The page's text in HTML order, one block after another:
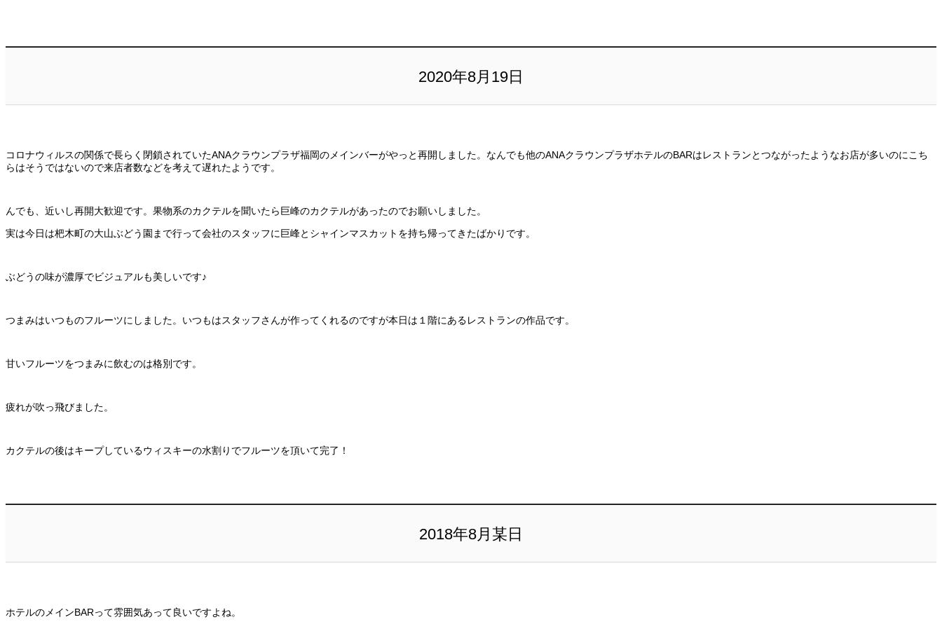
2020年8月19日
コロナウィルスの関係で長らく閉鎖されていたANAクラウンプラザ福岡のメインバーがやっと再開しました。なんでも他のANAクラウンプラザホテルのBARはレストランとつながったようなお店が多いのにこち
らはそうではないので来店者数などを考えて遅れたようです。
んでも、近いし再開大歓迎です。果物系のカクテルを聞いたら巨峰のカクテルがあったのでお願いしました。
実は今日は杷木町の大山ぶどう園まで行って会社のスタッフに巨峰とシャインマスカットを持ち帰ってきたばかりです。
ぶどうの味が濃厚でビジュアルも美しいです♪
つまみはいつものフルーツにしました。いつもはスタッフさんが作ってくれるのですが本日は１階にあるレストランの作品です。
甘いフルーツをつまみに飲むのは格別です。
疲れが吹っ飛びました。
カクテルの後はキープしているウィスキーの水割りでフルーツを頂いて完了！
2018年8月某日
ホテルのメインBARって雰囲気あって良いですよね。